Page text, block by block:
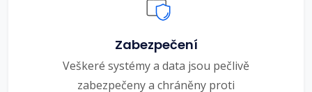
Zabezpečení
Veškeré systémy a data jsou pečlivě
zabezpečeny a chráněny proti